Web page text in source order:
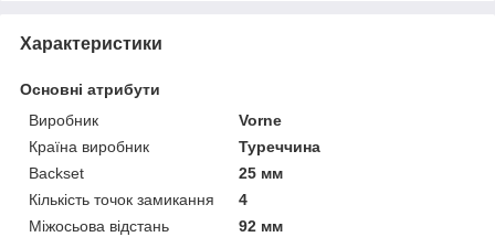
Характеристики
Основні атрибути
Виробник
Vorne
Країна виробник
Туреччина
Backset
25 мм
Кількість точок замикання
4
Міжосьова відстань
92 мм